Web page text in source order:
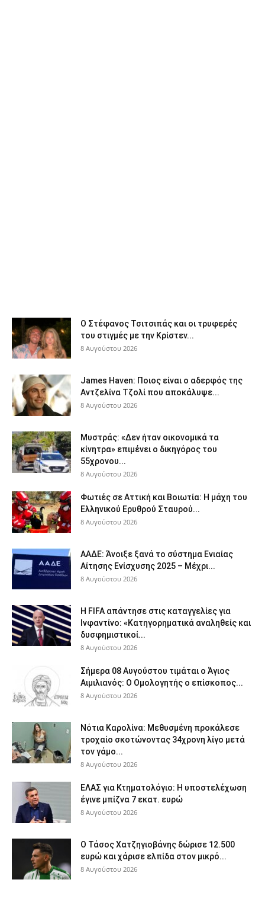
Ο Στέφανος Τσιτσιπάς και οι τρυφερές
του στιγμές με την Κρίστεν...
8 Αυγούστου 2026
James Haven: Ποιος είναι ο αδερφός της
Αντζελίνα Τζολί που αποκάλυψε...
8 Αυγούστου 2026
Μυστράς: «Δεν ήταν οικονομικά τα
κίνητρα» επιμένει ο δικηγόρος του
55χρονου...
8 Αυγούστου 2026
Φωτιές σε Αττική και Βοιωτία: Η μάχη του
Ελληνικού Ερυθρού Σταυρού...
8 Αυγούστου 2026
ΑΑΔΕ: Άνοιξε ξανά το σύστημα Ενιαίας
Αίτησης Ενίσχυσης 2025 – Μέχρι...
8 Αυγούστου 2026
Η FIFA απάντησε στις καταγγελίες για
Ινφαντίνο: «Κατηγορηματικά αναληθείς και
δυσφημιστικοί...
8 Αυγούστου 2026
Σήμερα 08 Αυγούστου τιμάται ο Άγιος
Αιμιλιανός: Ο Ομολογητής ο επίσκοπος...
8 Αυγούστου 2026
Νότια Καρολίνα: Μεθυσμένη προκάλεσε
τροχαίο σκοτώνοντας 34χρονη λίγο μετά
τον γάμο...
8 Αυγούστου 2026
ΕΛΑΣ για Κτηματολόγιο: Η υποστελέχωση
έγινε μπίζνα 7 εκατ. ευρώ
8 Αυγούστου 2026
Ο Τάσος Χατζηγιοβάνης δώρισε 12.500
ευρώ και χάρισε ελπίδα στον μικρό...
8 Αυγούστου 2026